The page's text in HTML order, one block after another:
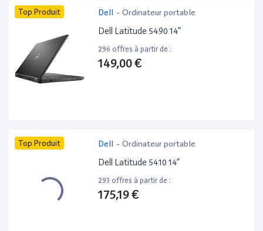
Top Produit Dell - Ordinateur portable
Dell Latitude 5490 14”
296 offres à partir de :
149,00 €
Top Produit Dell - Ordinateur portable
Dell Latitude 5410 14”
293 offres à partir de :
175,19 €